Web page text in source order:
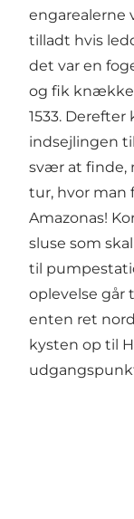
engarealerne
tilladt hvis
det var en
og fik
1533.
indsejlingen
svær at finde,
tur, hvor man
Amazonas!
sluse som
til
oplevelse går
enten ret
kysten op til